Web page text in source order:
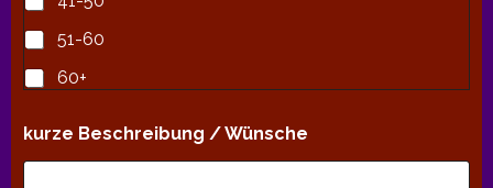
51-60
60+
kurze Beschreibung / Wünsche